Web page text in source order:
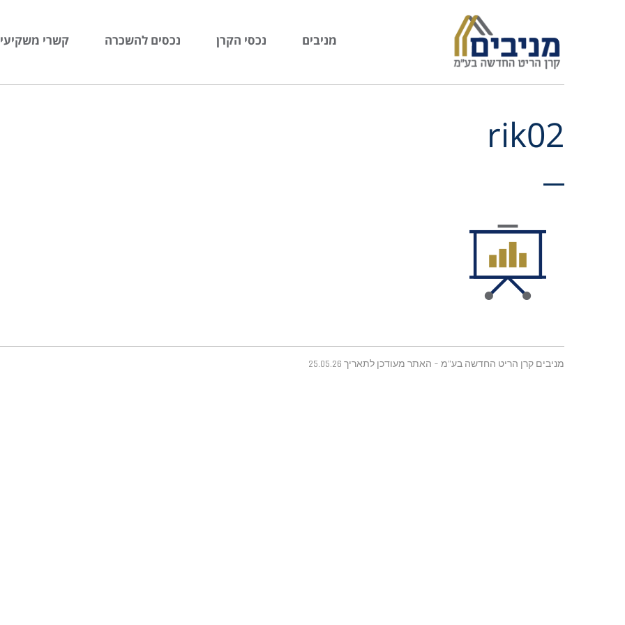
מניבים נכסי הקרן נכסים להשכרה קשרי
rik02
מניבים קרן הריט החדשה בע"מ - האתר מעודכן לתאריך 25.05.26